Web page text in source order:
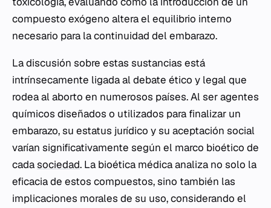
compuesto exógeno altera el equilibrio interno
necesario para la continuidad del embarazo.
La discusión sobre estas sustancias está
intrínsecamente ligada al debate ético y legal que
rodea al aborto en numerosos países. Al ser agentes
químicos diseñados o utilizados para finalizar un
embarazo, su estatus jurídico y su aceptación social
varían significativamente según el marco bioético de
cadasociedad. La bioética médica analiza no solo la
eficacia de estos compuestos, sino también las
implicaciones morales de su uso, considerando el